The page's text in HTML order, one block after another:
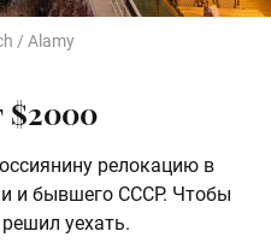
/ Alamy
релокацию в
и бывшего СССР. Чтобы
уехать.